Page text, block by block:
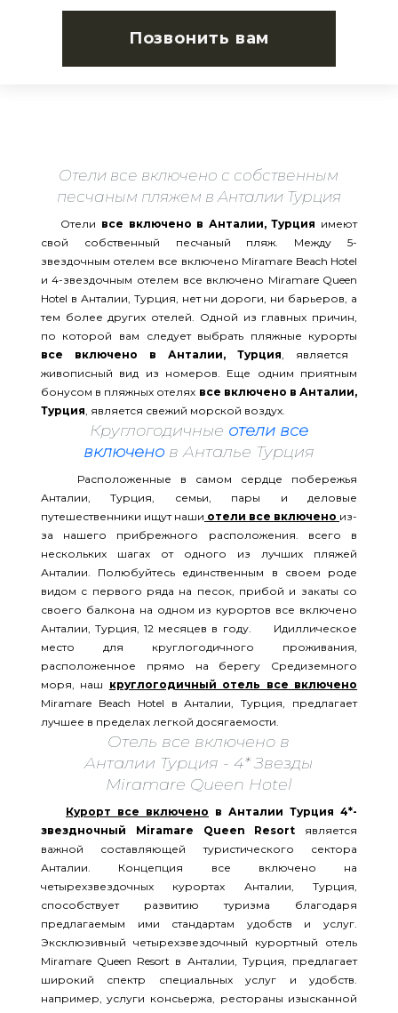
Позвонить вам
Отели все включено с собственным
песчаным пляжем в Анталии Турция
Отели все включено в Анталии, Турция имеют
свой собственный песчаный пляж. Между 5-
звездочным отелем все включено Miramare Beach Hotel
и 4-звездочным отелем все включено Miramare Queen
Hotel в Анталии, Турция, нет ни дороги, ни барьеров, а
тем более других отелей. Одной из главных причин,
по которой вам следует выбрать пляжные курорты
все включено в Анталии, Турция, является
живописный вид из номеров. Еще одним приятным
бонусом в пляжных отелях все включено в Анталии,
Турция, является свежий морской воздух.
Круглогодичные отели все
включено в Анталье Турция
Расположенные в самом сердце побережья
Анталии, Турция, семьи, пары и деловые
путешественники ищут наши отели все включено из-
за нашего прибрежного расположения. всего в
нескольких шагах от одного из лучших пляжей
Анталии. Полюбуйтесь единственным в своем роде
видом с первого ряда на песок, прибой и закаты со
своего балкона на одном из курортов все включено
Анталии, Турция, 12 месяцев в году. Идиллическое
место для круглогодичного проживания,
расположенное прямо на берегу Средиземного
моря, наш круглогодичный отель все включено
Miramare Beach Hotel в Анталии, Турция, предлагает
лучшее в пределах легкой досягаемости.
Отель все включено в
Анталии Турция - 4* Звезды
Miramare Queen Hotel
Курорт все включено в Анталии Турция 4*-
звездночный Miramare Queen Resort является
важной составляющей туристического сектора
Анталии. Концепция все включено на
четырехзвездочных курортах Анталии, Турция,
способствует развитию туризма благодаря
предлагаемым ими стандартам удобств и услуг.
Эксклюзивный четырехзвездочный курортный отель
Miramare Queen Resort в Анталии, Турция, предлагает
широкий спектр специальных услуг и удобств.
например, услуги консьержа, рестораны изысканной